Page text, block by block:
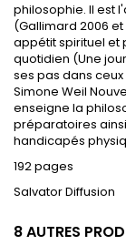
philosophie. Il est
(Gallimard 2006 et
appétit spirituel et
quotidien (Une
ses pas dans
Simone Weil
enseigne la
préparatoires
handicapés
192 pages
Salvator Diffusion
8 AUTRES